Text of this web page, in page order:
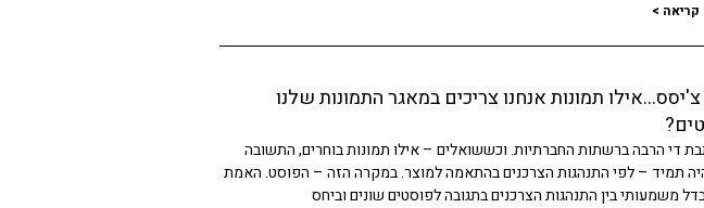
>
צ'יסס…אילו תמונות אנחנו צריכים במאגר התמונות שלנו
די הרבה ברשתות החברתיות. וכששואלים – אילו תמונות בוחרים, התשובה
תמיד – לפי התנהגות הצרכנים בהתאמה למוצר. במקרה הזה – הפוסט. האמת
משמעותי בין התנהגות הצרכנים בתגובה לפוסטים שונים וביחס